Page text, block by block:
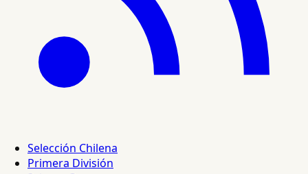
Selección Chilena
Primera División